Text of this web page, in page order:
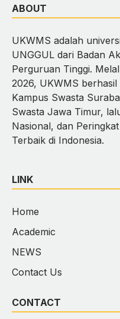
ABOUT
UKWMS adalah
UNGGUL dari Badan
Perguruan Tinggi.
2026, UKWMS berhasil
Kampus Swasta
Swasta Jawa Timur,
Nasional, dan
Terbaik di Indonesia.
LINK
Home
Academic
NEWS
Contact Us
CONTACT